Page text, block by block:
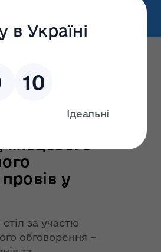
містобудування
у
за участю
обговорення –